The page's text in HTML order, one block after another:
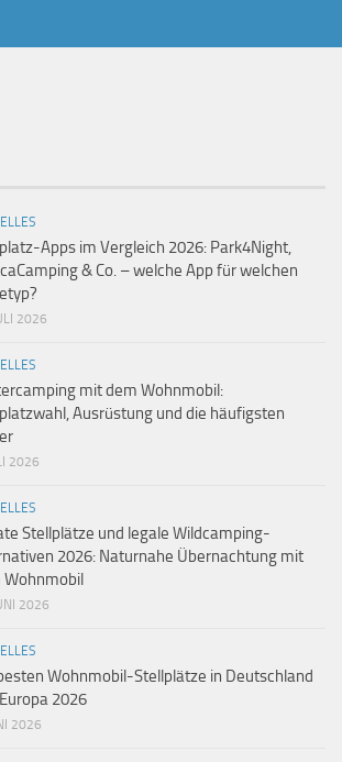
Apps im Vergleich 2026: Park4Night,
& Co. – welche App für welchen
2026
mit dem Wohnmobil:
Ausrüstung und die häufigsten
2026
Stellplätze und legale Wildcamping-
2026: Naturnahe Übernachtung mit
Wohnmobil
2026
Wohnmobil-Stellplätze in Deutschland
2026
2026